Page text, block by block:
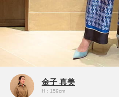
金子 真美
H：159cm